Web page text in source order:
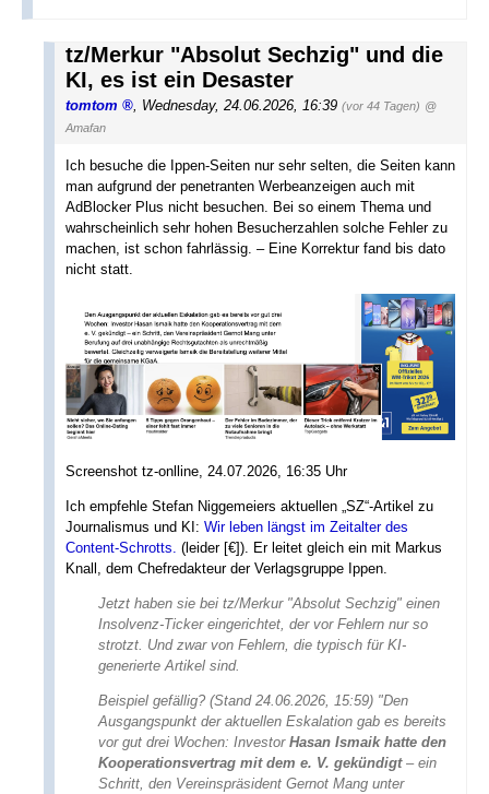
tz/Merkur "Absolut Sechzig" und die
KI, es ist ein Desaster
tomtom Wednesday, 24.06.2026, 16:39 (vor 44 Tagen) @
Amafan
Ich besuche die Ippen-Seiten nur sehr selten, die Seiten kann
man aufgrund der penetranten Werbeanzeigen auch mit
AdBlocker Plus nicht besuchen. Bei so einem Thema und
wahrscheinlich sehr hohen Besucherzahlen solche Fehler zu
machen, ist schon fahrlässig. – Eine Korrektur fand bis dato
nicht statt.
Screenshot tz-onlline, 24.07.2026, 16:35 Uhr
Ich empfehle Stefan Niggemeiers aktuellen „SZ“-Artikel zu
Journalismus und KI: Wir leben längst im Zeitalter des
Content-Schrotts. (leider [€]). Er leitet gleich ein mit Markus
Knall, dem Chefredakteur der Verlagsgruppe Ippen.
Jetzt haben sie bei tz/Merkur "Absolut Sechzig" einen
Insolvenz-Ticker eingerichtet, der vor Fehlern nur so
strotzt. Und zwar von Fehlern, die typisch für KI-
generierte Artikel sind.
Beispiel gefällig? (Stand 24.06.2026, 15:59) "Den
Ausgangspunkt der aktuellen Eskalation gab es bereits
vor gut drei Wochen: Investor Hasan Ismaik hatte den
Kooperationsvertrag mit dem e. V. gekündigt– ein
Schritt, den Vereinspräsident Gernot Mang unter